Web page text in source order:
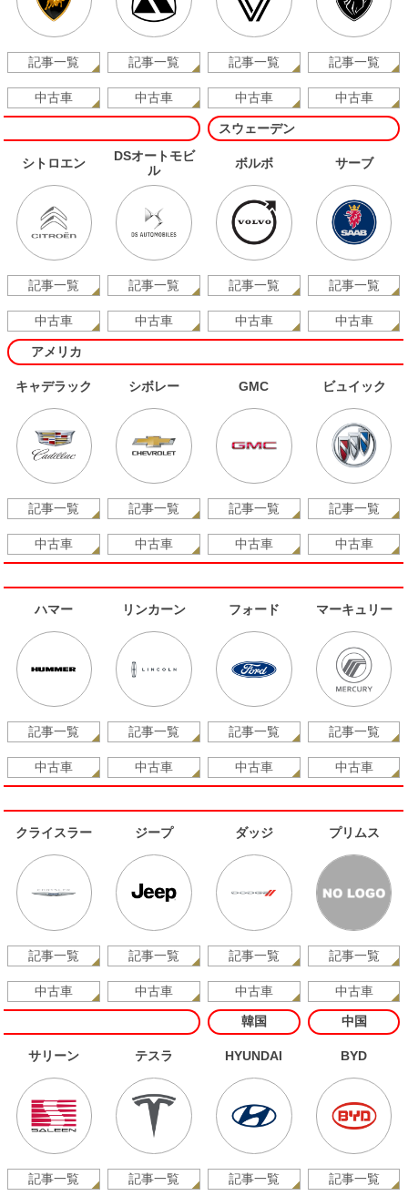
記事一覧
中古車
記事一覧
中古車
記事一覧
中古車
記事一覧
中古車
シトロエン
記事一覧
中古車
DSオートモビ
ル
記事一覧
中古車
スウェーデン
ボルボ
記事一覧
中古車
サーブ
記事一覧
中古車
アメリカ
キャデラック
記事一覧
中古車
シボレー
記事一覧
中古車
GMC
記事一覧
中古車
ビュイック
記事一覧
中古車
ハマー
記事一覧
中古車
リンカーン
記事一覧
中古車
フォード
記事一覧
中古車
マーキュリー
記事一覧
中古車
クライスラー
記事一覧
中古車
ジープ
記事一覧
中古車
ダッジ
記事一覧
中古車
プリムス
記事一覧
中古車
サリーン
記事一覧
テスラ
記事一覧
韓国
HYUNDAI
記事一覧
中国
BYD
記事一覧